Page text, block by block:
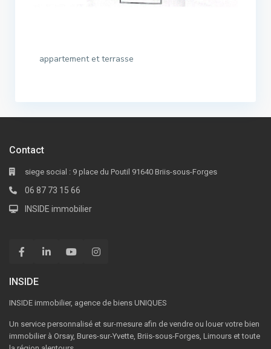
appartement et terrasse
Contact
siege social : 9 place du Poutil 91640 Briis-sous-Forges
06 87 73 15 66
INSIDE immobilier
INSIDE
INSIDE immobilier, agence de biens UNIQUES
Un service personnalisé et sur-mesure afin de vendre ou louer votre bien
immobilier à Orsay, Bures-sur-Yvette, Briis-sous-Forges, Limours et toute